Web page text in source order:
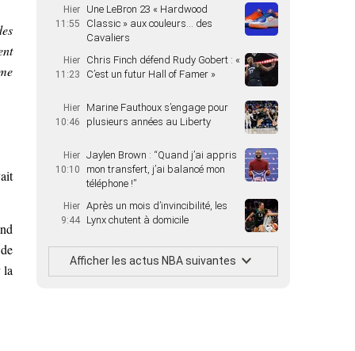
la
Hier
11:55
Une LeBron 23 « Hardwood
Classic » aux couleurs… des
Cavaliers
Hier
11:23
Chris Finch défend Rudy Gobert : «
C’est un futur Hall of Famer »
Hier
10:46
Marine Fauthoux s’engage pour
plusieurs années au Liberty
Hier
10:10
Jaylen Brown : “Quand j’ai appris
mon transfert, j’ai balancé mon
téléphone !”
Hier
9:44
Après un mois d’invincibilité, les
Lynx chutent à domicile
Afficher les actus NBA suivantes